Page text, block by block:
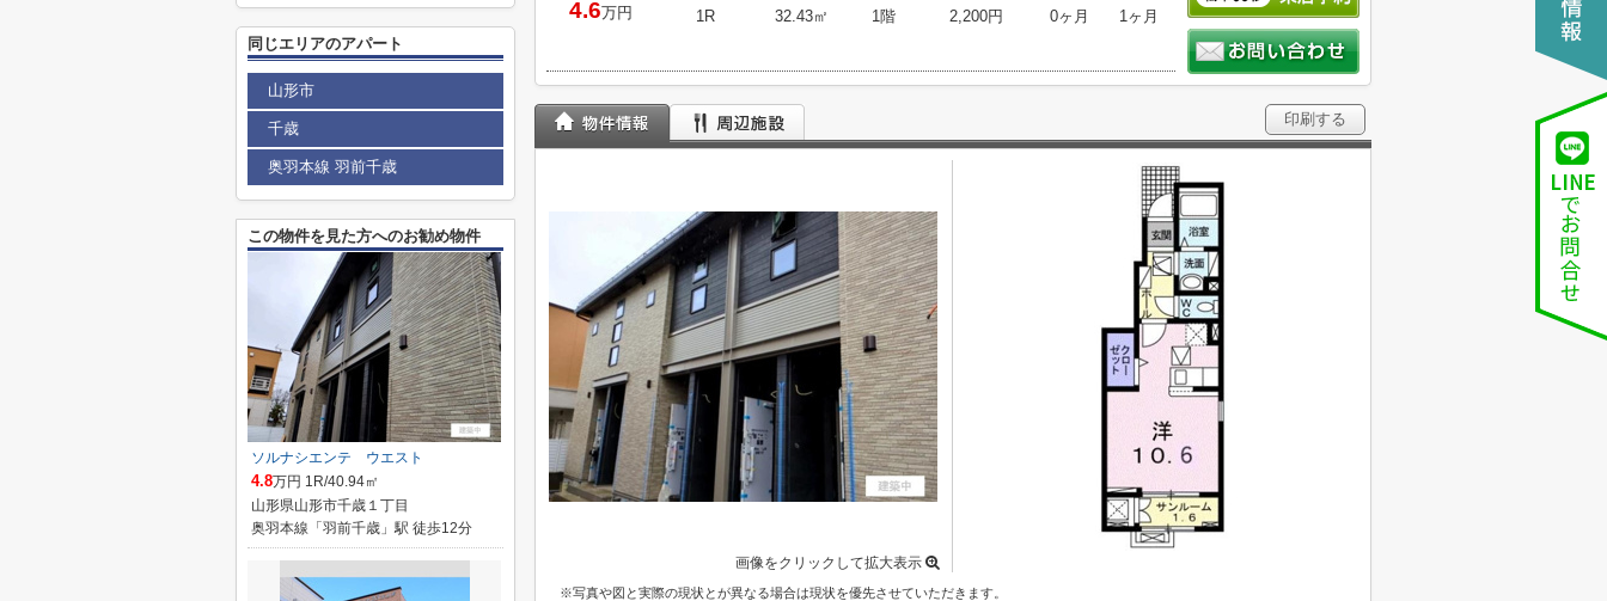
4.6万円 1R 32.43㎡ 1階 2,200円 0ヶ月 1ヶ月
印刷する
画像をクリックして拡大表示
※写真や図と実際の現状とが異なる場合は現状を優先させていただきます。
同じエリアのアパート
山形市
千歳
奥羽本線 羽前千歳
この物件を見た方へのお勧め物件
ソルナシエンテ ウエスト
4.8万円 1R/40.94㎡
山形県山形市千歳１丁目
奥羽本線「羽前千歳」駅 徒歩12分